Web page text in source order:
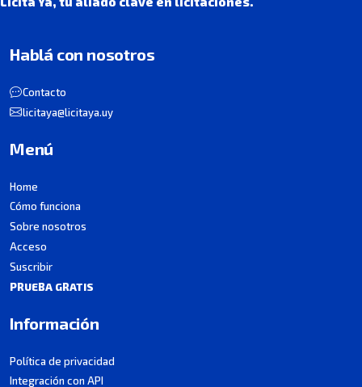
Hablá con nosotros
Contacto
licitaya@licitaya.uy
Menú
Home
Cómo funciona
Sobre nosotros
Acceso
Suscribir
PRUEBA GRATIS
Información
Política de privacidad
Integración con API